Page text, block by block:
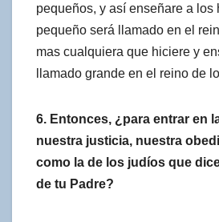
pequeños, y así enseñare a los
pequeño será llamado en el
mas cualquiera que hiciere y
llamado grande en el reino de
6. Entonces, ¿para entrar en
nuestra justicia, nuestra
como la de los judíos que
de tu Padre?